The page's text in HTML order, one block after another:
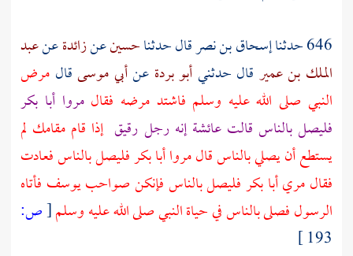
646 حدثنا
إسحاق بن نصرقال حدثناحسينعنزائدةعنعبد
الملك بن عمير قال حدثنيأبو بردة عنأبي موسىقال مرض
النبي صلى الله عليه وسلم فاشتد مرضه فقالمرواأبا بكر
فليصل بالناس قالتعائشةإنه رجل رقيق إذا قام مقامك لم
يستطع أن يصلي بالناس قال مرواأبا بكرفليصل بالناس فعادت
فقال مريأبا بكرفليصل بالناس فإنكن صواحبيوسف فأتاه
الرسول فصلى بالناس في حياة النبي صلى الله عليه وسلم[ص:
193 ]